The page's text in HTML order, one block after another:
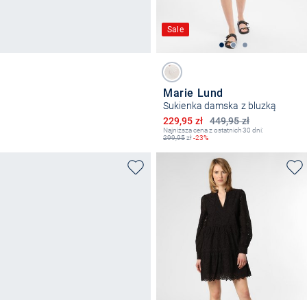
Sale
Marie Lund
Sukienka damska z bluzką
449,95 zł
Obniżona cena
229,95 zł
Najniższa cena z ostatnich 30 dni:
299,95zł-23%